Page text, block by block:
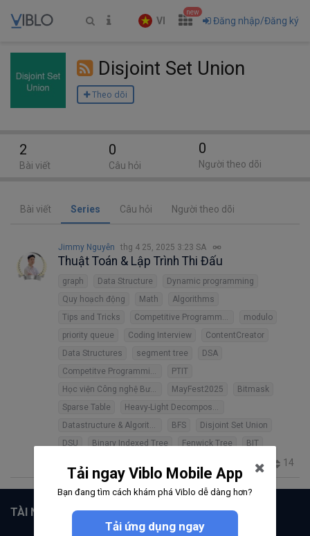
VI
new
Đăng nhập/Đăng ký
Disjoint Set Union
Theo dõi
Bài viết Series Câu hỏi Người theo dõi
Jimmy Nguyễn thg 4 25, 2025 3:23 SA
Thuật Toán & Lập Trình Thi Đấu
graph Data Structure
Dynamic programming
Quy hoạch động
Math
Algorithms
Tips and Tricks
Competitive Programming
modulo
priority queue
Coding Interview
ContentCreator
Data Structures
segment tree
DSA
Competitve Programming
PTIT
Học viện Công nghệ Bưu chính Viễn thông - PTIT Hà Nội
MayFest2025
Bitmask
Sparse Table
Heavy-Light Decomposition
Datastructure & Algorithms
BFS
Disjoint Set Union
DSU
Binary Indexed Tree Fenwick Tree BIT
602 14
2
Bài viết
0
Câu hỏi
0
Người theo dõi
TÀI NGUYÊN
Tải ngay Viblo Mobile App
Bạn đang tìm cách khám phá Viblo dễ dàng hơn?
Tải ứng dụng ngay